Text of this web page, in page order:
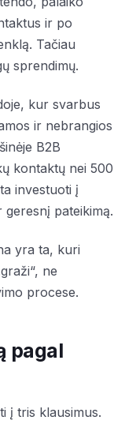
ir po
Tačiau
sprendimų.
kur svarbus
ir nebrangios
B2B
kontaktų nei 500
investuoti į
pateikimą.
yra ta, kuri
ne
procese.
pagal
į tris klausimus.